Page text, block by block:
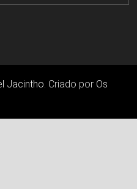
Jacintho . Criado por Os